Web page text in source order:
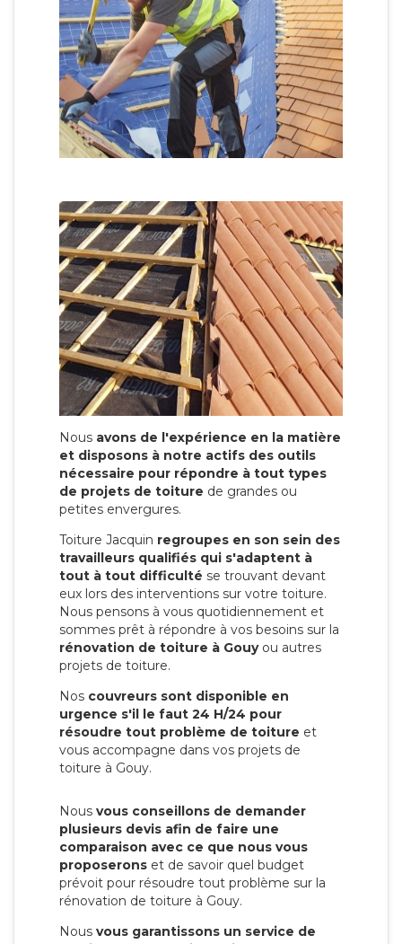
Nous avons de l'expérience en la matière
et disposons à notre actifs des outils
nécessaire pour répondre à tout types
de projets de toiture de grandes ou
petites envergures.
Toiture Jacquin regroupes en son sein des
travailleurs qualifiés qui s'adaptent à
tout à tout difficulté se trouvant devant
eux lors des interventions sur votre toiture.
Nous pensons à vous quotidiennement et
sommes prêt à répondre à vos besoins sur la
rénovation de toiture à Gouyou autres
projets de toiture.
Nos couvreurs sont disponible en
urgence s'il le faut 24 H/24 pour
résoudre tout problème de toiture et
vous accompagne dans vos projets de
toiture à Gouy.
Nous vous conseillons de demander
plusieurs devis afin de faire une
comparaison avec ce que nous vous
proposerons et de savoir quel budget
prévoit pour résoudre tout problème sur la
rénovation de toiture à Gouy.
Nous vous garantissons un service de